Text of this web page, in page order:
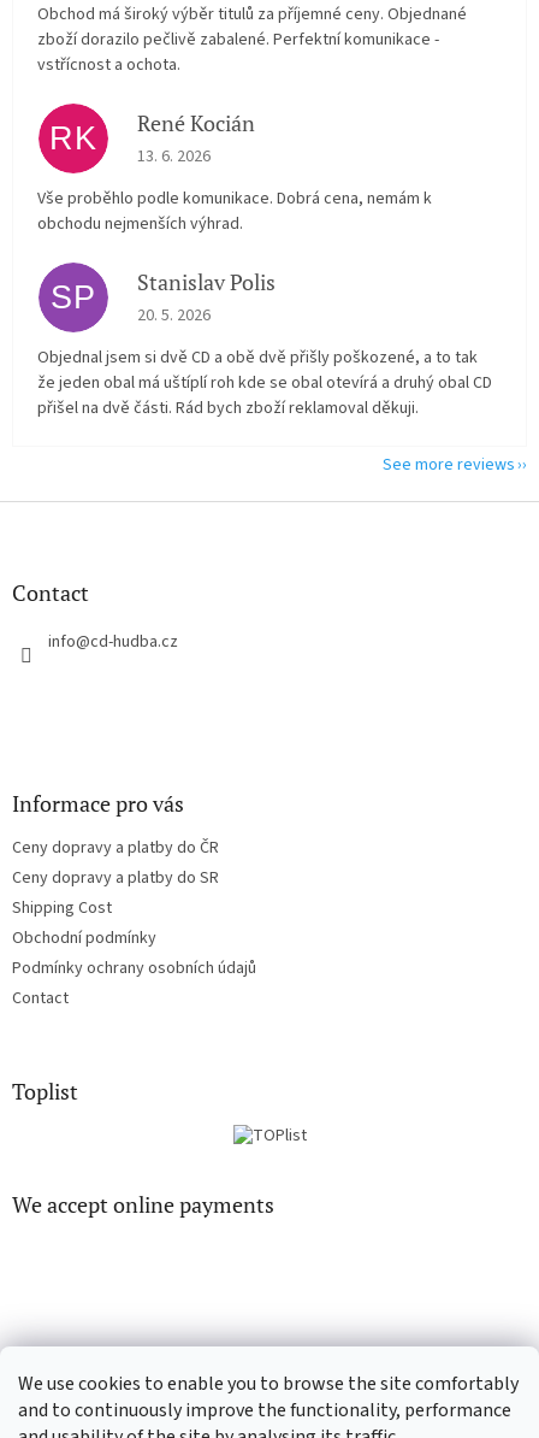
We use cookies to enable you to browse the site comfortably
and to continuously improve the functionality, performance
Obchod má široký výběr titulů za příjemné ceny. Objednané
zboží dorazilo pečlivě zabalené. Perfektní komunikace -
vstřícnost a ochota.
RK René Kocián
The store rating is 5 out of 5 stars.
13. 6. 2026
Vše proběhlo podle komunikace. Dobrá cena, nemám k
obchodu nejmenších výhrad.
SP Stanislav Polis
The store rating is 2 out of 5 stars.
20. 5. 2026
Objednal jsem si dvě CD a obě dvě přišly poškozené, a to tak
že jeden obal má uštíplí roh kde se obal otevírá a druhý obal CD
přišel na dvě části. Rád bych zboží reklamoval děkuji.
See more reviews
F
Contact
info@cd-hudba.cz
Informace pro vás
Ceny dopravy a platby do ČR
Ceny dopravy a platby do SR
Shipping Cost
Obchodní podmínky
Podmínky ochrany osobních údajů
Contact
Toplist
We accept online payments